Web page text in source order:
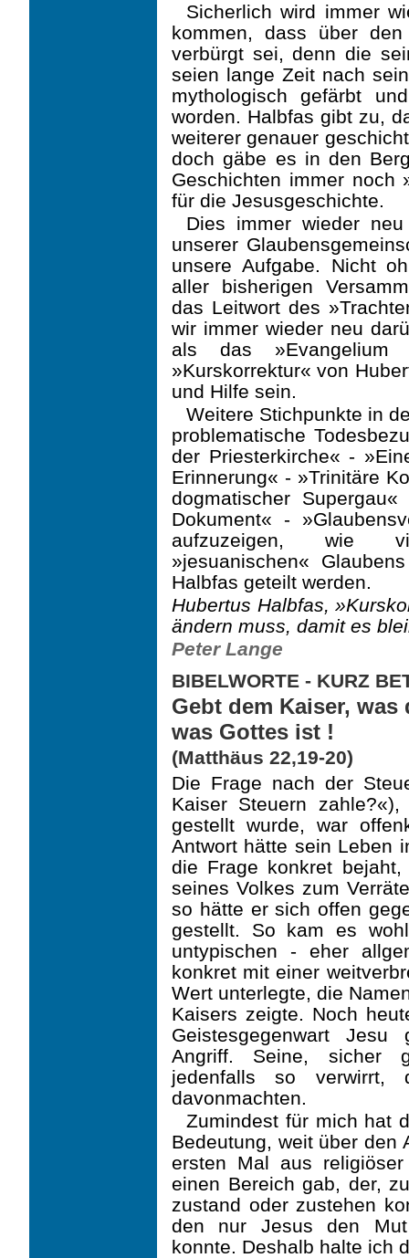
Sicherlich wird immer
kommen, dass über
verbürgt sei, denn die
seien lange Zeit nach
mythologisch gefärbt
worden. Halbfas gibt zu,
weiterer genauer
doch gäbe es in den
Geschichten immer noch
für die Jesusgeschichte.
Dies immer wieder
unserer
unsere Aufgabe. Nicht
aller bisherigen
das Leitwort des
wir immer wieder neu
als das »Evangelium
»Kurskorrektur« von
und Hilfe sein.
Weitere Stichpunkte in
problematische
der Priesterkirche« -
Erinnerung« - »Trinitäre
dogmatischer
Dokument« -
aufzu­zeigen, wie
»jesuanischen«
Halbfas geteilt werden.
Hubertus Halbfas,
ändern muss, damit es
Peter Lange
BIBELWORTE - KURZ
Gebt dem Kaiser,
was Gottes ist !
(Matthäus 22,19-20)
Die Frage nach der
Kaiser Steuern
gestellt wurde, war
Antwort hätte sein Leben
die Frage konkret
seines Volkes zum
so hätte er sich offen
gestellt. So kam es
untypischen - eher
konkret mit einer
Wert unterlegte, die
Kaisers zeigte. Noch
Geistesgegenwart Jesu
Angriff. Seine, sicher
jedenfalls so
davonmachten.
Zumindest für mich hat
Bedeutung, weit über den
ersten Mal aus
einen Bereich gab, der,
zustand oder zustehen
den nur Jesus den
konnte. Deshalb halte ich